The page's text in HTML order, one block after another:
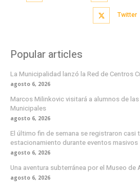
Twitter
Popular articles
La Municipalidad lanzó la Red de Centros
agosto 6, 2026
Marcos Milinkovic visitará a alumnos de
Municipales
agosto 6, 2026
El último fin de semana se registraron casi
estacionamiento durante eventos masivos
agosto 6, 2026
Una aventura subterránea por el Museo
agosto 6, 2026